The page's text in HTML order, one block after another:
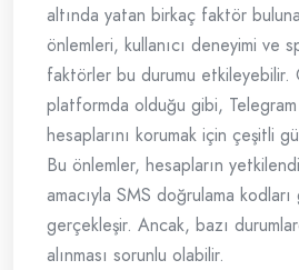
altında yatan birkaç faktör
önlemleri, kullanıcı deneyimi ve
faktörler bu durumu etkileyebilir.
platformda olduğu gibi, Telegram
hesaplarını korumak için çeşitli
Bu önlemler, hesapların
amacıyla SMS doğrulama
gerçekleşir. Ancak, bazı
alınması sorunlu olabilir.